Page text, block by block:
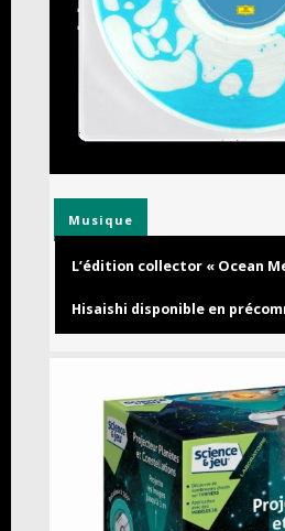
Musique
L’édition collector « Ocean
Hisaishi disponible en